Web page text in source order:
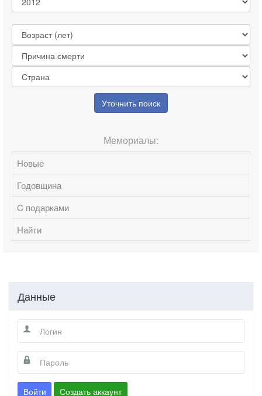
Уточнить поиск
Мемориалы:
Новые
Годовщина
C подарками
Найти
Данные
Войти Создать аккаунт